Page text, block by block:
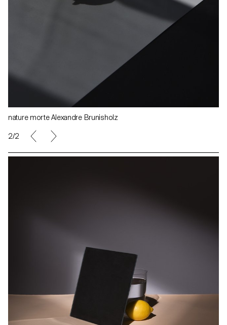
nature morte Alexandre Brunisholz
1/2